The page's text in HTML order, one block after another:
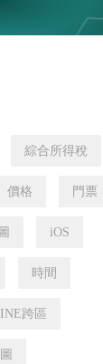
綜合所得稅
價格 門票
iOS
時間
跨區